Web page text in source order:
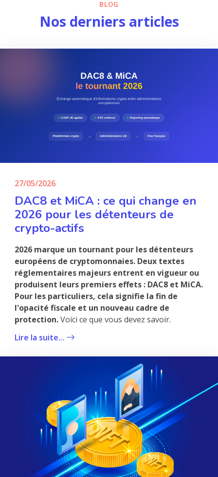
BLOG
Nos derniers articles
27/05/2026
DAC8 et MiCA : ce qui change en
2026 pour les détenteurs de
crypto-actifs
2026 marque un tournant pour les détenteurs
européens de cryptomonnaies. Deux textes
réglementaires majeurs entrent en vigueur ou
produisent leurs premiers effets : DAC8 et MiCA.
Pour les particuliers, cela signifie la fin de
l'opacité fiscale et un nouveau cadre de
protection.Voici ce que vous devez savoir.
Lire la suite...